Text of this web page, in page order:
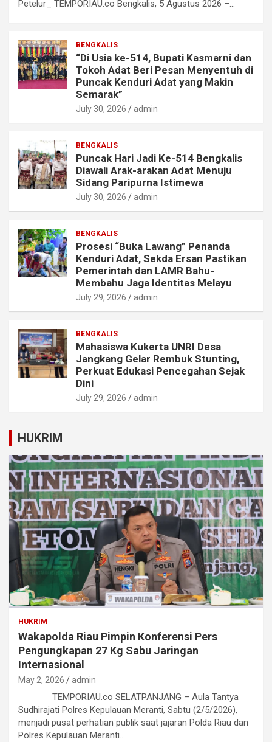
Petelur_ TEMPORIAU.co Bengkalis, 5 Agustus 2026 –…
BENGKALIS
“Di Usia ke-514, Bupati Kasmarni dan
Tokoh Adat Beri Pesan Menyentuh di
Puncak Kenduri Adat yang Makin
Semarak”
July 30, 2026 admin
BENGKALIS
Puncak Hari Jadi Ke-514 Bengkalis
Diawali Arak-arakan Adat Menuju
Sidang Paripurna Istimewa
July 30, 2026 admin
BENGKALIS
Prosesi “Buka Lawang” Penanda
Kenduri Adat, Sekda Ersan Pastikan
Pemerintah dan LAMR Bahu-
Membahu Jaga Identitas Melayu
July 29, 2026 admin
BENGKALIS
Mahasiswa Kukerta UNRI Desa
Jangkang Gelar Rembuk Stunting,
Perkuat Edukasi Pencegahan Sejak
Dini
July 29, 2026 admin
HUKRIM
HUKRIM
Wakapolda Riau Pimpin Konferensi Pers
Pengungkapan 27 Kg Sabu Jaringan
Internasional
May 2, 2026 admin
TEMPORIAU.co SELATPANJANG – Aula Tantya
Sudhirajati Polres Kepulauan Meranti, Sabtu (2/5/2026),
menjadi pusat perhatian publik saat jajaran Polda Riau dan
Polres Kepulauan Meranti…